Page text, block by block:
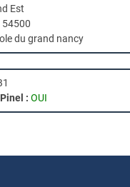
Est
54500
du grand nancy
: OUI